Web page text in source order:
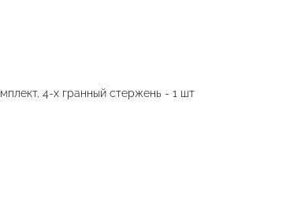
4-х гранный стержень - 1 шт